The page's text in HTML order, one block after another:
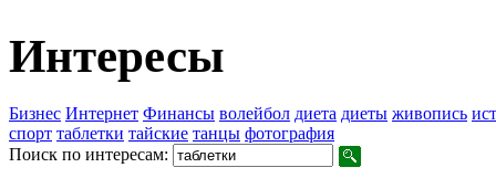
Интересы
Бизнес Интернет Финансы волейбол диета диеты живопись
спорт таблетки тайские танцы фотография
Поиск по интересам: